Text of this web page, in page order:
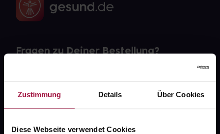
Zustimmung Details Über Cookies
Diese Webseite verwendet Cookies
Fragen zu Deiner Bestellung?
FAQ
Widerrufsformular